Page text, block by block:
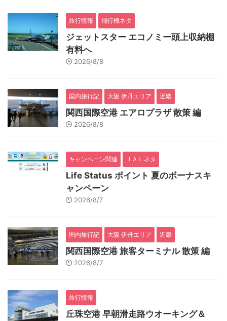
旅行情報 飛行機ネタ
ジェットスター エコノミー頭上収納棚
有料へ
2026/8/8
国内旅行記 大阪 伊丹エリア 近畿
関西国際空港 エアロプラザ 散策 編
2026/8/8
キャンペーン関連 ＪＡＬネタ
Life Status ポイント 夏のボーナスキ
ャンペーン
2026/8/7
国内旅行記 大阪 伊丹エリア 近畿
関西国際空港 旅客ターミナル 散策 編
2026/8/7
旅行情報
丘珠空港 早朝滑走路ウオーキング＆